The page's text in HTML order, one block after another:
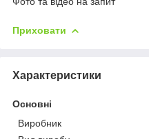
Приховати
Характеристики
Основні
Виробник